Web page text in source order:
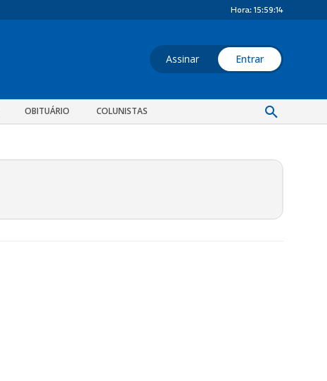
Hora: 15:59:14
Assinar Entrar
OBITUÁRIO COLUNISTAS